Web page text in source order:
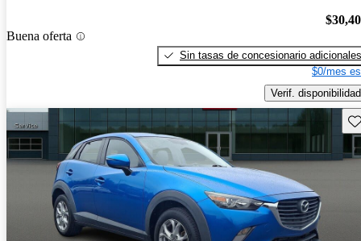
Buena oferta
Sin tasas de concesionario adicionales
$0/mes
Verif. disponibilidad